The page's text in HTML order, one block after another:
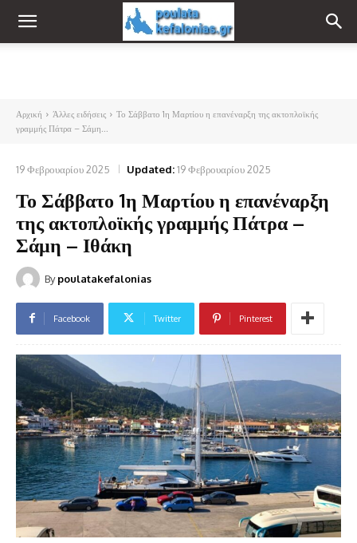
Αρχική Άλλες ειδήσεις
Το Σάββατο 1η Μαρτίου η επανέναρξη της ακτοπλοϊκής
γραμμής Πάτρα – Σάμη...
19 Φεβρουαρίου 2025 Updated:19 Φεβρουαρίου 2025
Το Σάββατο 1η Μαρτίου η επανέναρξη
της ακτοπλοϊκής γραμμής Πάτρα –
Σάμη – Ιθάκη
By poulatakefalonias
Facebook Twitter Pinterest